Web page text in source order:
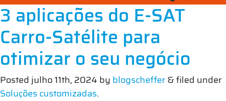
3 aplicações do E-SAT
Carro-Satélite para
otimizar o seu negócio
Posted julho 11th, 2024 by blogscheffer&filed under
Soluções customizadas.